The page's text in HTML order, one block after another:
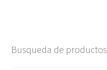
Busqueda de productos